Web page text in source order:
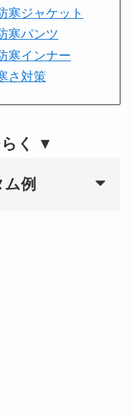
寒ジャケット
寒パンツ
寒インナー
さ対策
く ▼
例